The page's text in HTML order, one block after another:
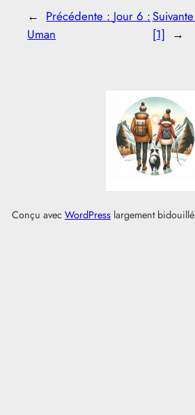
← Précédente : Jour 6 :
Uman
[1] →
Conçu avec WordPresslargement bidouillé